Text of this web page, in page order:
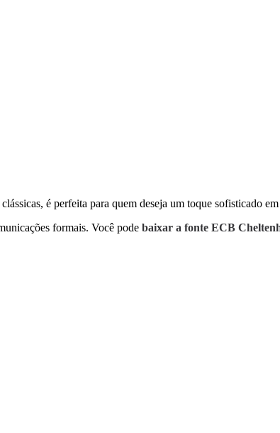
é perfeita para quem deseja um toque sofisticado
formais. Você pode baixar a fonte ECB